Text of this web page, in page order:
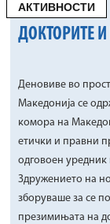
АКТИВНОСТИ
ДОКТОРИТЕ
Деновиве во
Македонија се
комора на
етички и правни
одговоен уредник
Здружението на
зборуваше за се
презимињата на